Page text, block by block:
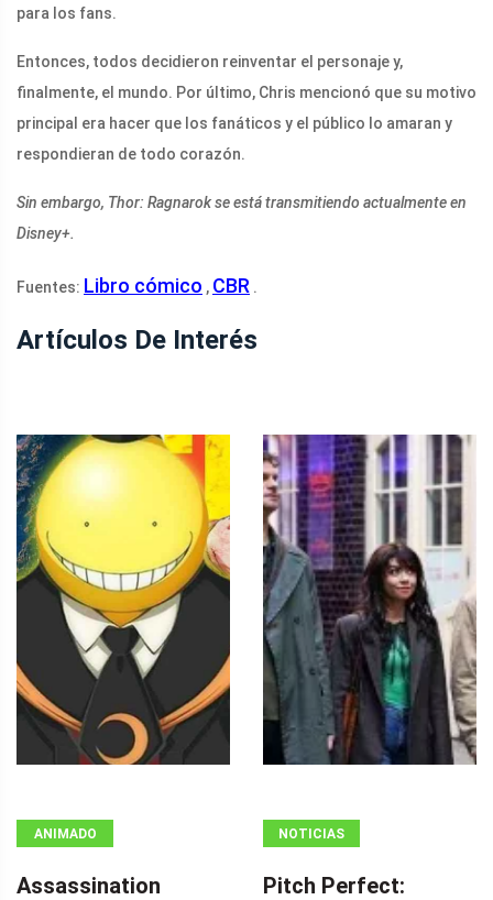
para los fans.
Entonces, todos decidieron reinventar el personaje y,
finalmente, el mundo. Por último, Chris mencionó que su motivo
principal era hacer que los fanáticos y el público lo amaran y
respondieran de todo corazón.
Sin embargo, Thor: Ragnarok se está transmitiendo actualmente en
Disney+.
Fuentes: Libro cómico , CBR .
Artículos De Interés
ANIMADO
Assassination
NOTICIAS
Pitch Perfect: